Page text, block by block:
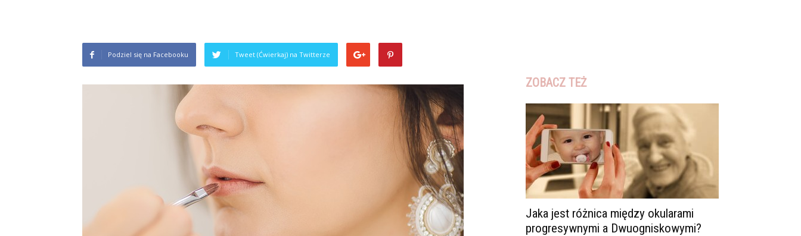
Podziel się na Facebooku Tweet (Ćwierkaj) na Twitterze
ZOBACZ TEŻ
Jaka jest różnica między okularami
progresywnymi a Dwuogniskowymi?